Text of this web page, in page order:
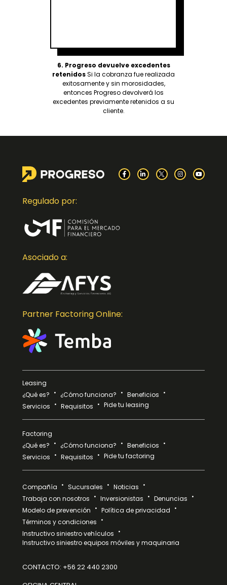
6. Progreso devuelve excedentes
retenidosSi la cobranza fue realizada
exitosamente y sin morosidades,
entonces Progreso devolverá los
excedentes previamente retenidos a su
cliente.
Regulado por:
Asociado a:
Partner Factoring Online:
Leasing
¿Qué es?
¿Cómo funciona?
Beneficios
Servicios
Requisitos Pide tu leasing
Factoring
¿Qué es?
¿Cómo funciona?
Beneficios
Servicios
Requisitos Pide tu factoring
Compañía Sucursales
Noticias
Trabaja con nosotros
Inversionistas
Denuncias
Modelo de prevención
Política de privacidad
Términos y condiciones
Instructivo siniestro vehículos
Instructivo siniestro equipos móviles y maquinaria
CONTACTO: +56 22 440 2300